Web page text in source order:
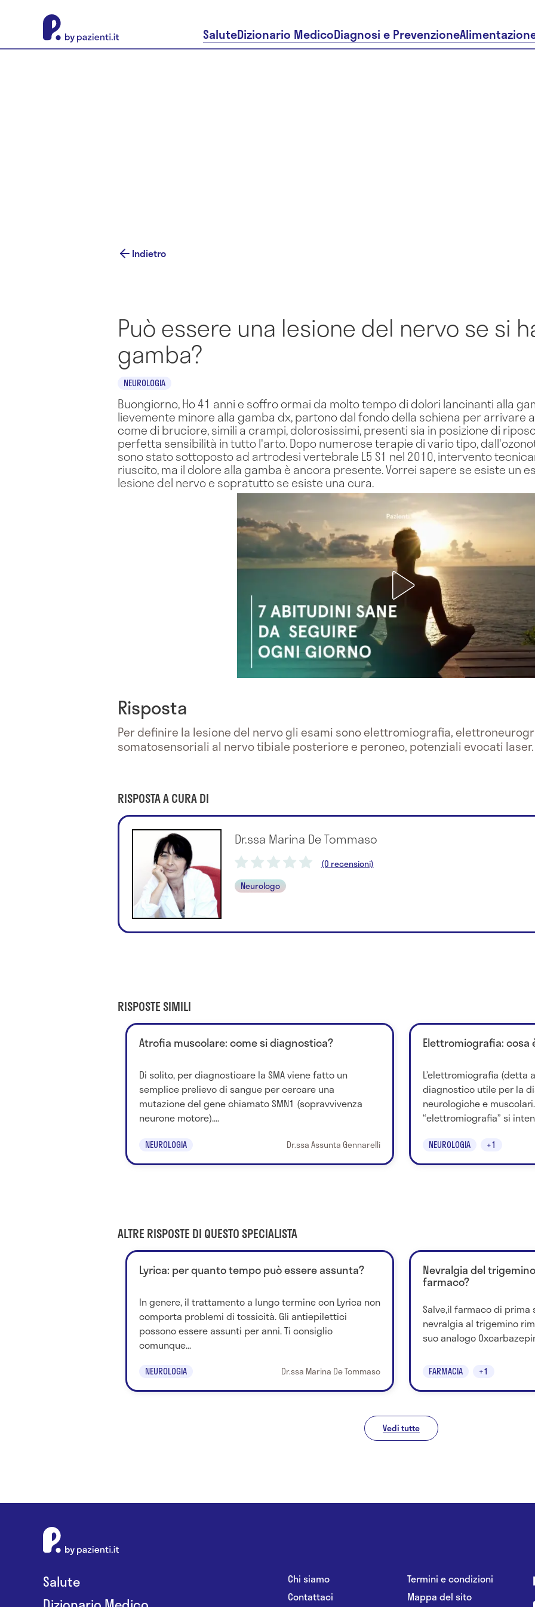
SaluteDizionario MedicoDiagnosi e Prevenzione
Indietro
Può essere una lesione del nervo se si
gamba?
NEUROLOGIA
Buongiorno, Ho 41 anni e soffro ormai da molto tempo di dolori lancinanti alla
lievemente minore alla gamba dx, partono dal fondo della schiena per arrivare
come di bruciore, simili a crampi, dolorosissimi, presenti sia in posizione di
perfetta sensibilità in tutto l'arto. Dopo numerose terapie di vario tipo,
sono stato sottoposto ad artrodesi vertebrale L5 S1 nel 2010, intervento
riuscito, ma il dolore alla gamba è ancora presente. Vorrei sapere se esiste un
lesione del nervo e sopratutto se esiste una cura.
Risposta
Per definire la lesione del nervo gli esami sono elettromiografia,
somatosensoriali al nervo tibiale posteriore e peroneo, potenziali evocati
RISPOSTA A CURA DI
Dr.ssa Marina De Tommaso
(0 recensioni)
Neurologo
RISPOSTE SIMILI
Atrofia muscolare: come si diagnostica?
Di solito, per diagnosticare la SMA viene fatto un
semplice prelievo di sangue per cercare una
mutazione del gene chiamato SMN1 (sopravvivenza
neurone motore)....
NEUROLOGIA Dr.ssa Assunta Gennarelli
Elettromiografia: cosa
L’elettromiografia (detta
diagnostico utile per la
neurologiche e
“elettromiografia” si
NEUROLOGIA +1
ALTRE RISPOSTE DI QUESTO SPECIALISTA
Lyrica: per quanto tempo può essere assunta?
In genere, il trattamento a lungo termine con Lyrica non
comporta problemi di tossicità. Gli antiepilettici
possono essere assunti per anni. Ti consiglio
comunque...
NEUROLOGIA Dr.ssa Marina De Tommaso
Nevralgia del
farmaco?
Salve,il farmaco di
nevralgia al trigemino
suo analogo
FARMACIA +1
Vedi tutte
Salute
Chi siamo
Contattaci
Termini e condizioni
Mappa del sito